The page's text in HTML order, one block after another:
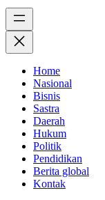
Home
Nasional
Bisnis
Sastra
Daerah
Hukum
Politik
Pendidikan
Berita global
Kontak